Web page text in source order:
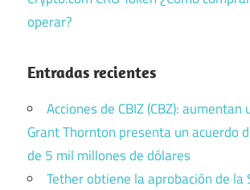
operar?
Entradas recientes
Acciones de CBIZ (CBZ): aumentan
Grant Thornton presenta un acuerdo
de 5 mil millones de dólares
Tether obtiene la aprobación de la